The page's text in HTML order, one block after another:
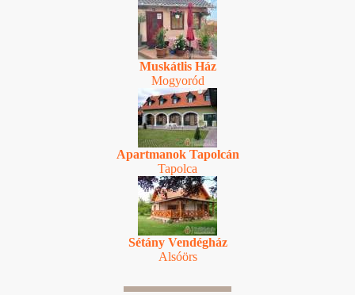
Muskátlis Ház
Mogyoród
Apartmanok Tapolcán
Tapolca
Sétány Vendégház
Alsóörs